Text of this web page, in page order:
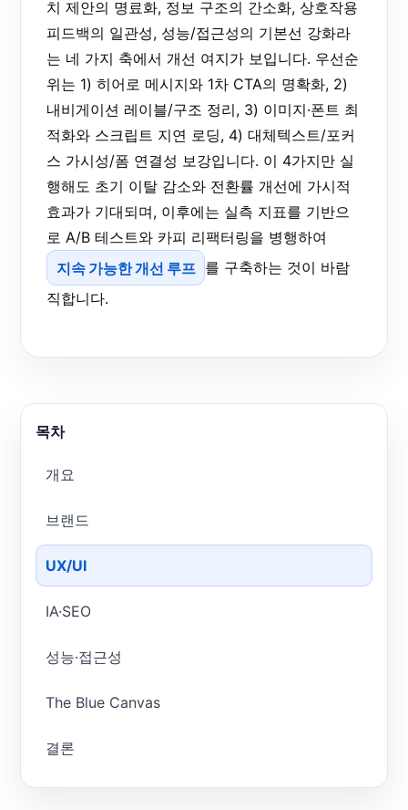
치 제안의 명료화, 정보 구조의 간소화, 상호작용
피드백의 일관성, 성능/접근성의 기본선 강화라
는 네 가지 축에서 개선 여지가 보입니다. 우선순
위는 1) 히어로 메시지와 1차 CTA의 명확화, 2)
내비게이션 레이블/구조 정리, 3) 이미지·폰트 최
적화와 스크립트 지연 로딩, 4) 대체텍스트/포커
스 가시성/폼 연결성 보강입니다. 이 4가지만 실
행해도 초기 이탈 감소와 전환률 개선에 가시적
효과가 기대되며, 이후에는 실측 지표를 기반으
로 A/B 테스트와 카피 리팩터링을 병행하여
지속 가능한 개선 루프 를 구축하는 것이 바람
직합니다.
목차
개요
브랜드
UX/UI
IA·SEO
성능·접근성
The Blue Canvas
결론